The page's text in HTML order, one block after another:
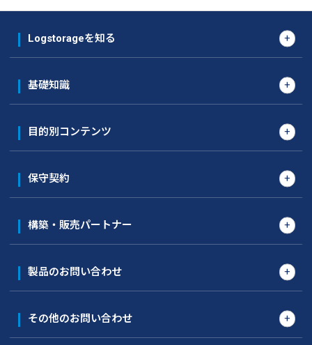
Logstorageを知る
基礎知識
目的別コンテンツ
保守契約
構築・販売パートナー
製品のお問い合わせ
その他のお問い合わせ